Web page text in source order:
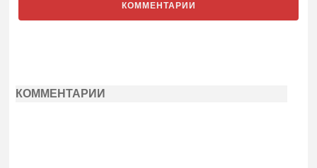
КОММЕНТАРИИ
КОММЕНТАРИИ